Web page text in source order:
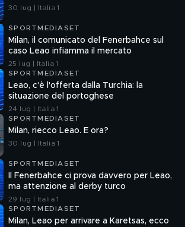
30 lug | Italia 1
SPORTMEDIASET
Milan, il comunicato del Fenerbahce sul
caso Leao infiamma il mercato
25 lug | Italia 1
SPORTMEDIASET
Leao, c'è l'offerta dalla Turchia: la
situazione del portoghese
24 lug | Italia 1
SPORTMEDIASET
Milan, riecco Leao. E ora?
30 lug | Italia 1
SPORTMEDIASET
Il Fenerbahce ci prova davvero per Leao,
ma attenzione al derby turco
29 lug | Italia 1
SPORTMEDIASET
Milan, Leao per arrivare a Karetsas, ecco